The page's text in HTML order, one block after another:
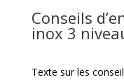
Conseils
inox 3
Texte sur les